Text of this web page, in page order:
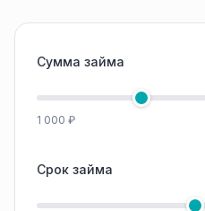
Сумма займа
1 000 ₽
Срок займа